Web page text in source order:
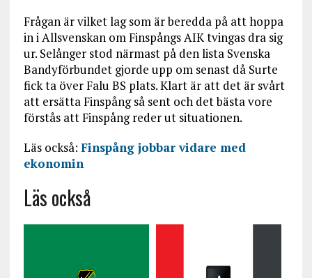
Frågan är vilket lag som är beredda på att hoppa
in i Allsvenskan om Finspångs AIK tvingas dra sig
ur. Selånger stod närmast på den lista Svenska
Bandyförbundet gjorde upp om senast då Surte
fick ta över Falu BS plats. Klart är att det är svårt
att ersätta Finspång så sent och det bästa vore
förstås att Finspång reder ut situationen.
Läs också: Finspång jobbar vidare med
ekonomin
Läs också